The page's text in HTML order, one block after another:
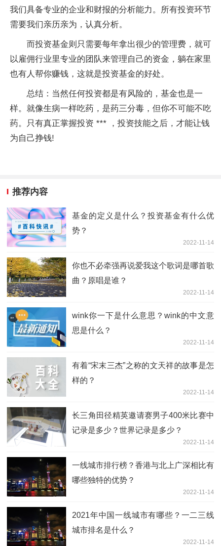
我们具备专业的企业和财报的分析能力。所有投资环节
需要我们亲历亲为，认真分析。
而投资基金则只需要每年拿出很少的管理费，就可
以雇佣行业里专业的团队来管理自己的资金，躺在家里
也有人帮你赚钱，这就是投资基金的好处。
总结：当然任何投资都是有风险的，基金也是一
样。就像生病一样吃药，是药三分毒，但你不可能不吃
药。只有真正掌握投资 *** ，投资技能之后，才能让钱
为自己挣钱!
推荐内容
基金的定义是什么？投资基金有什么优
势？
2022-11-14
你也不必牵强再说爱我这个歌词是哪首歌
曲？原唱是谁？
2022-11-14
wink你一下是什么意思？wink的中文意
思是什么？
2022-11-14
有着“宋末三杰”之称的文天祥的故事是怎
样的？
2022-11-14
长三角田径精英邀请赛男子400米比赛中
记录是多少？世界记录是多少？
2022-11-14
一线城市排行榜？香港与北上广深相比有
哪些独特的优势？
2022-11-14
2021年中国一线城市有哪些？一二三线
城市排名是什么？
2022-11-14